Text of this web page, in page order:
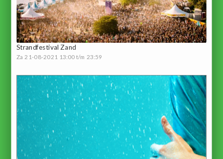
Strandfestival Zand
Za 21-08-2021 13:00 t/m 23:59